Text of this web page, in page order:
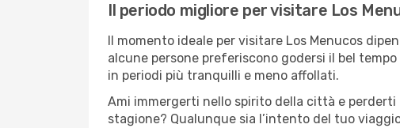
Il periodo migliore per visitare Los
Il momento ideale per visitare Los Menucos
alcune persone preferiscono godersi il bel
in periodi più tranquilli e meno affollati.
Ami immergerti nello spirito della città e
stagione? Qualunque sia l’intento del tuo